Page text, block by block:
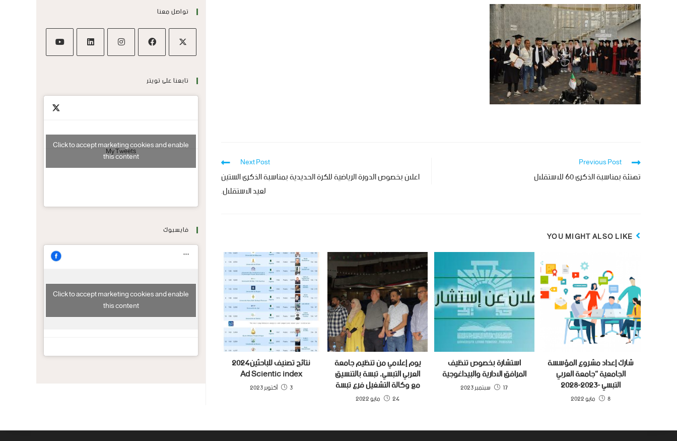
Previous Post
تهنئة بمناسبة الذكرى 60 للاستقلال
Next Post
اعلان بخصوص الدورة الرياضية للكرة الحديدية بمناسبة الذكرى الستين
لعيد الاستقلال.
YOU MIGHT ALSO LIKE
نتائج تصنيف للباحثين2024
Ad Scientic index
3 أكتوبر 2023
يوم إعلامي من تنظيم جامعة
العربي التبسي، تبسة بالتنسيق
مع وكالة التشغيل فرع تبسة
24 مايو 2022
استشارة بخصوص تنظيف
المرافق الادارية والبيداغوجية
17 سبتمبر 2023
شارك إعداد مشروع المؤسسة
الجامعية “جامعة العربي
التبسي -2023-2028
8 مايو 2022
تواصل معنا
تابعنا على تويتر
My Tweets
Click to accept marketing cookies and enable
this content
فايسبوك
Click to accept marketing cookies and enable
this content